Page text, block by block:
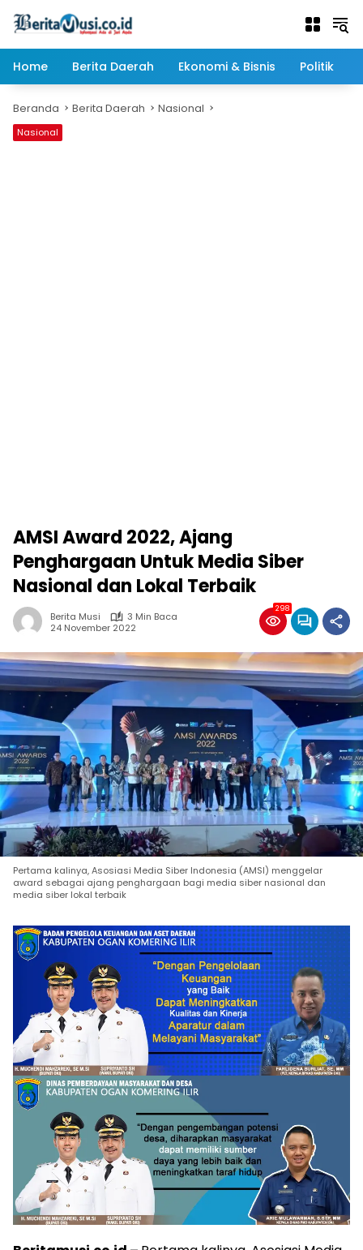
Home
Berita Daerah Ekonomi & Bisnis Politik
Beranda Berita Daerah Nasional
Nasional
AMSI Award 2022, Ajang
Penghargaan Untuk Media Siber
Nasional dan Lokal Terbaik
Berita Musi
3 Min Baca
24 November 2022
298
Pertama kalinya, Asosiasi Media Siber Indonesia (AMSI) menggelar
award sebagai ajang penghargaan bagi media siber nasional dan
media siber lokal terbaik